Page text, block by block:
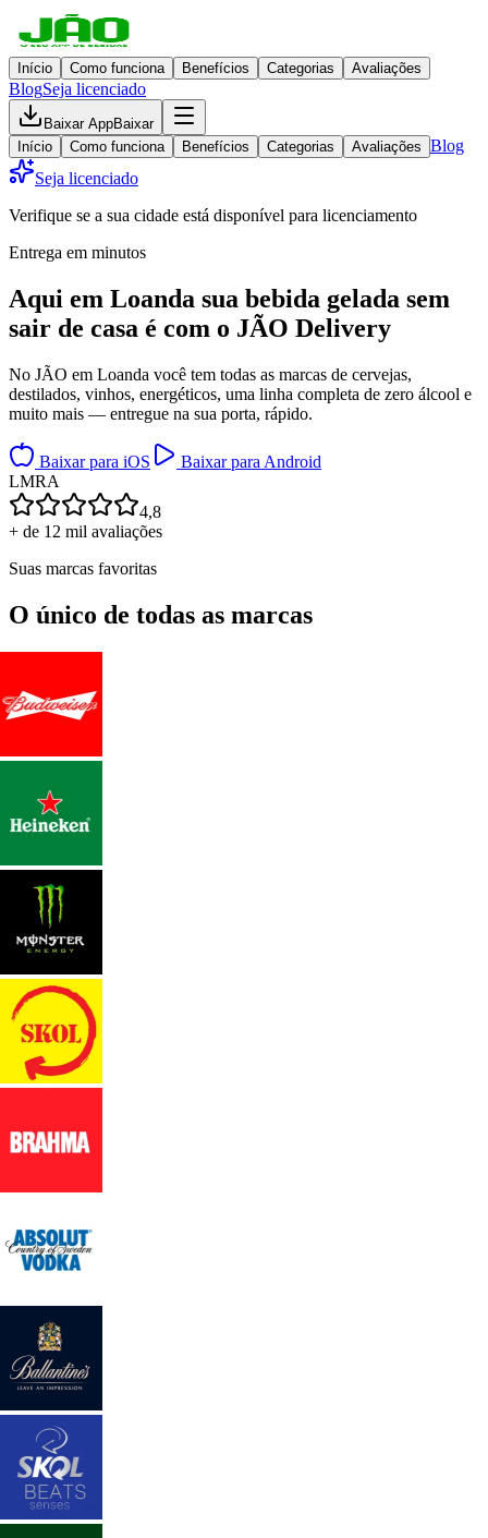
Início Como funciona Benefícios Categorias Avaliações
BlogSeja licenciado
Baixar AppBaixar
Início
Como funciona Benefícios Categorias Avaliações Blog
Seja licenciado
Verifique se a sua cidade está disponível para licenciamento
Entrega em minutos
Aqui em Loanda sua bebida gelada sem
sair de casa é com o JÃO Delivery
No JÃO em Loanda você tem todas as marcas de cervejas,
destilados, vinhos, energéticos, uma linha completa de zero álcool e
muito mais — entregue na sua porta, rápido.
Baixar para iOS
Baixar para Android
LMRA
4,8
+ de 12 mil avaliações
Suas marcas favoritas
O único de todas as marcas